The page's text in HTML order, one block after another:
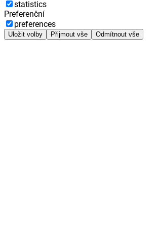
statistics
Preferenční
preferences
Uložit volby Přijmout vše Odmítnout vše